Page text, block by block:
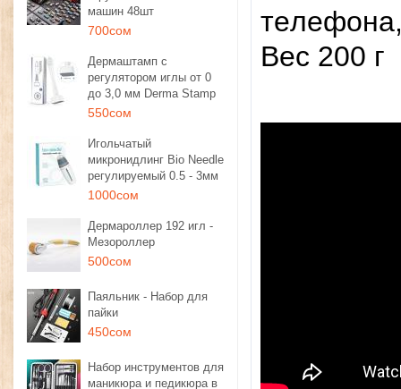
машин 48шт
700сом
Дермаштамп с
регулятором иглы от 0
до 3,0 мм Derma Stamp
550сом
Игольчатый
микронидлинг Bio Needle
регулируемый 0.5 - 3мм
1000сом
Дермароллер 192 игл -
Мезороллер
500сом
Паяльник - Набор для
пайки
450сом
Набор инструментов для
маникюра и педикюра в
Bec 200 г